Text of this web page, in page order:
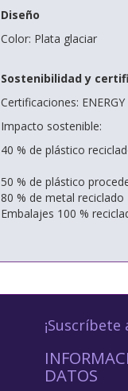
Diseño
Color: Plata glaciar
Sostenibilidad y
Certificaciones:
Impacto sostenible:
40 % de plástico
50 % de plástico
80 % de metal reciclado
Embalajes 100 %
DATOS